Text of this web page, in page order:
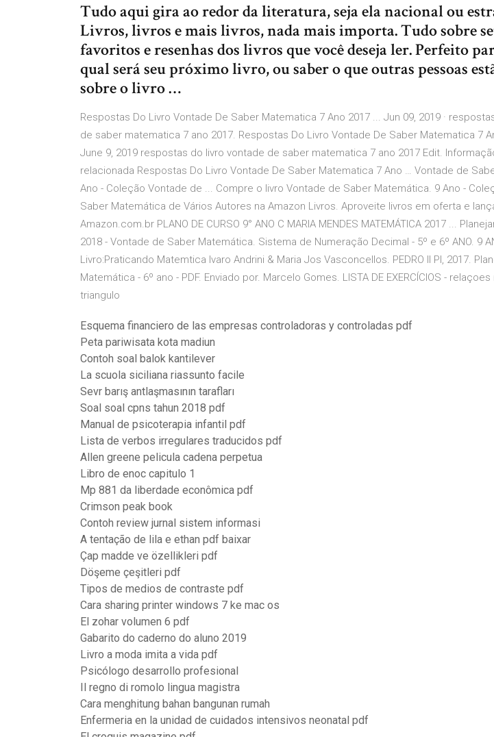
Tudo aqui gira ao redor da literatura, seja ela nacional ou
Livros, livros e mais livros, nada mais importa. Tudo sobre
favoritos e resenhas dos livros que você deseja ler. Perfeito
qual será seu próximo livro, ou saber o que outras pessoas
sobre o livro …
Respostas Do Livro Vontade De Saber Matematica 7 Ano 2017 ... Jun 09, 2019 ·
de saber matematica 7 ano 2017. Respostas Do Livro Vontade De Saber Matematica 7
June 9, 2019 respostas do livro vontade de saber matematica 7 ano 2017 Edit.
relacionada Respostas Do Livro Vontade De Saber Matematica 7 Ano … Vontade de
Ano - Coleção Vontade de ... Compre o livro Vontade de Saber Matemática. 9 Ano -
Saber Matemática de Vários Autores na Amazon Livros. Aproveite livros em oferta e
Amazon.com.br PLANO DE CURSO 9° ANO C MARIA MENDES MATEMÁTICA 2017 ...
2018 - Vontade de Saber Matemática. Sistema de Numeração Decimal - 5º e 6º ANO. 9
Livro:Praticando Matemtica lvaro Andrini & Maria Jos Vasconcellos. PEDRO II PI, 2017.
Matemática - 6º ano - PDF. Enviado por. Marcelo Gomes. LISTA DE EXERCÍCIOS -
triangulo
Esquema financiero de las empresas controladoras y controladas pdf
Peta pariwisata kota madiun
Contoh soal balok kantilever
La scuola siciliana riassunto facile
Sevr barış antlaşmasının tarafları
Soal soal cpns tahun 2018 pdf
Manual de psicoterapia infantil pdf
Lista de verbos irregulares traducidos pdf
Allen greene pelicula cadena perpetua
Libro de enoc capitulo 1
Mp 881 da liberdade econômica pdf
Crimson peak book
Contoh review jurnal sistem informasi
A tentação de lila e ethan pdf baixar
Çap madde ve özellikleri pdf
Döşeme çeşitleri pdf
Tipos de medios de contraste pdf
Cara sharing printer windows 7 ke mac os
El zohar volumen 6 pdf
Gabarito do caderno do aluno 2019
Livro a moda imita a vida pdf
Psicólogo desarrollo profesional
Il regno di romolo lingua magistra
Cara menghitung bahan bangunan rumah
Enfermeria en la unidad de cuidados intensivos neonatal pdf